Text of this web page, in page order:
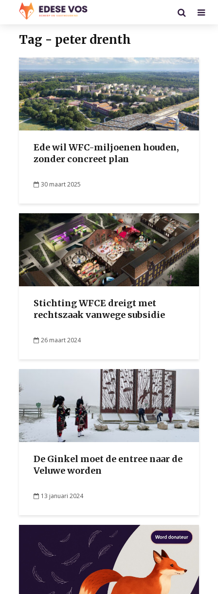
Tag - peter drenth
Ede wil WFC-miljoenen houden,
zonder concreet plan
30 maart 2025
Stichting WFCE dreigt met
rechtszaak vanwege subsidie
26 maart 2024
De Ginkel moet de entree naar de
Veluwe worden
13 januari 2024